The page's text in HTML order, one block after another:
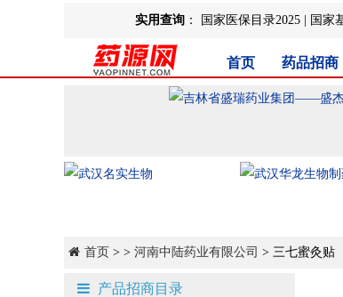
实用查询 ： 国家医保目录2025 国家
首页 药品招商
首页 > > 河南中陆药业有限公司 > 三七蜜灸贴
产品招商目录